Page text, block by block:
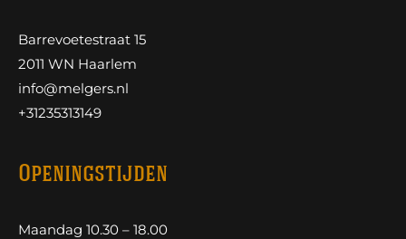
Barrevoetestraat 15
2011 WN Haarlem
info@melgers.nl
+31235313149
Openingstijden
Maandag 10.30 – 18.00